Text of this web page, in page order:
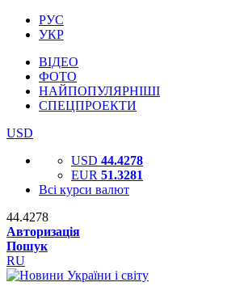
РУС
УКР
ВІДЕО
ФОТО
НАЙПОПУЛЯРНІШІ
СПЕЦПРОЕКТИ
USD
USD 44.4278
EUR 51.3281
Всі курси валют
44.4278
Авторизація
Пошук
RU